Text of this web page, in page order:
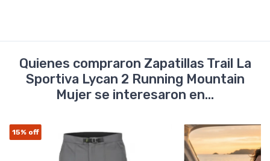
Quienes compraron Zapatillas Trail La
Sportiva Lycan 2 Running Mountain
Mujer se interesaron en...
15% off